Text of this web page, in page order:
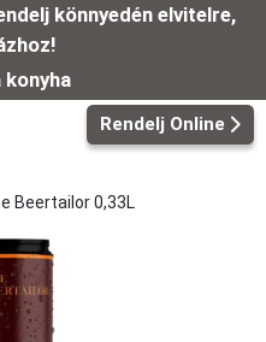
könnyedén elvitelre,
Rendelj Online
Beertailor 0,33L